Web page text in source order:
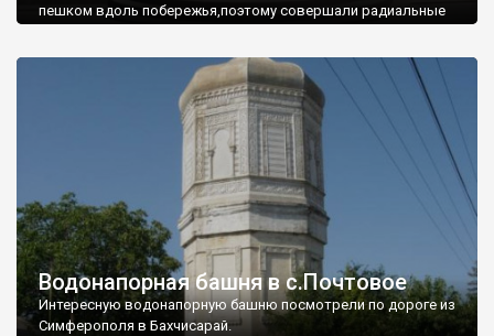
пешком вдоль побережья,поэтому совершали радиальные
Водонапорная башня в с.Почтовое
Интересную водонапорную башню посмотрели по дороге из
Симферополя в Бахчисарай.